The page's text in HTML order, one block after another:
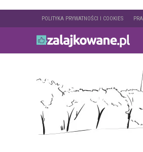
POLITYKA PRYWATNOŚCI I COOKIES